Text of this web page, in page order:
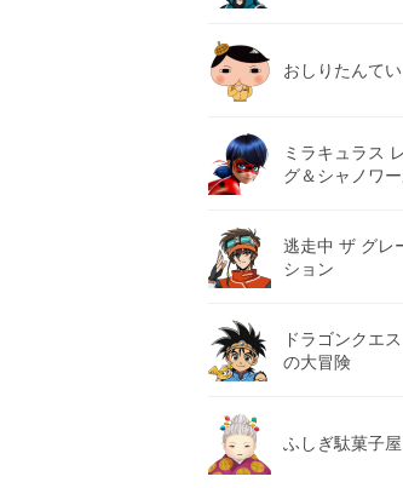
おしりたんてい
ミラキュラス
グ＆シャノワ
逃走中 ザ グレ
ション
ドラゴンクエ
の大冒険
ふしぎ駄菓子